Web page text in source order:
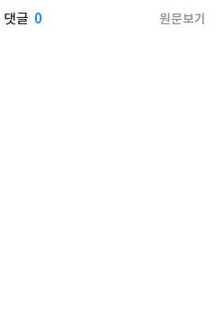
댓글 0 원문보기